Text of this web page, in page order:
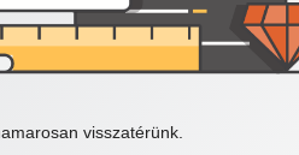
visszatérünk.